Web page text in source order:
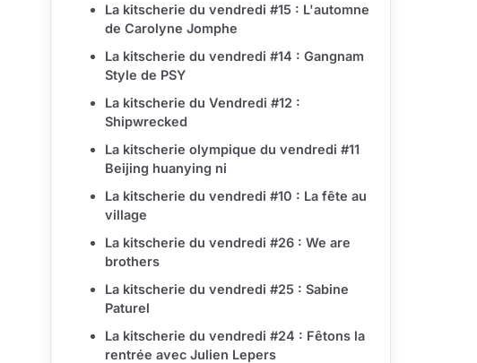
La kitscherie du vendredi #15 : L'automne
de Carolyne Jomphe
La kitscherie du vendredi #14 : Gangnam
Style de PSY
La kitscherie du Vendredi #12 :
Shipwrecked
La kitscherie olympique du vendredi #11
Beijing huanying ni
La kitscherie du vendredi #10 : La fête au
village
La kitscherie du vendredi #26 : We are
brothers
La kitscherie du vendredi #25 : Sabine
Paturel
La kitscherie du vendredi #24 : Fêtons la
rentrée avec Julien Lepers